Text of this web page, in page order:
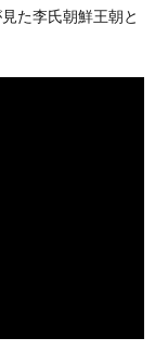
た李氏朝鮮王朝と